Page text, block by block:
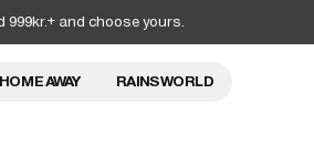
999kr.+ and choose yours.
HOME AWAY RAINS WORLD